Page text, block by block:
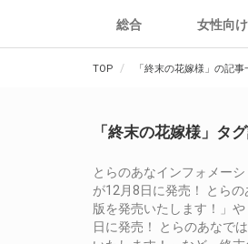
総合 女性向け
TOP 「終末の花嫁様」の記事
「終末の花嫁様」タ
とらのあなインフォメー
が12月8日に発売！ とら
版を発売いたします！」
日に発売！ とらのあなで